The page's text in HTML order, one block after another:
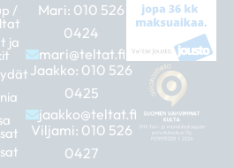
/
ja
Mari: 010 526
0424
mari@teltat.fi
Jaakko: 010 526
0425
jaakko@teltat.fi
Viljami: 010 526
0427